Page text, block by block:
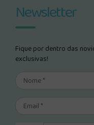
Newsletter
Fique por dentro das
exclusivas!